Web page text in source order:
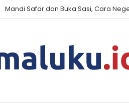
Mandi Safar dan Buka Sasi, Cara